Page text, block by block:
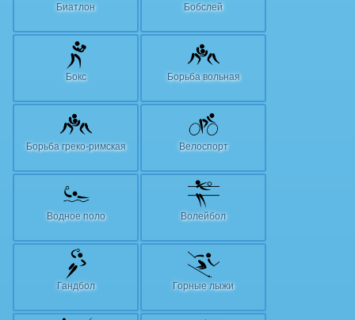
Биатлон Бобслей
Бокс Борьба вольная
Борьба греко-римская Велоспорт
Водное поло Волейбол
Гандбол Горные лыжи